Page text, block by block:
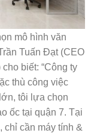
mô hình văn
Tuấn Đạt (CEO
biết: “Công ty
thù công việc
tôi lựa chọn
ốc tại quận 7. Tại
chỉ cần máy tính &